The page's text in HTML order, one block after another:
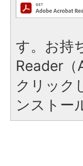
す。お持
Reader
クリック
ンストー